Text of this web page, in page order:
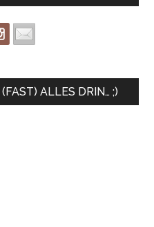
ALLES DRIN… ;)